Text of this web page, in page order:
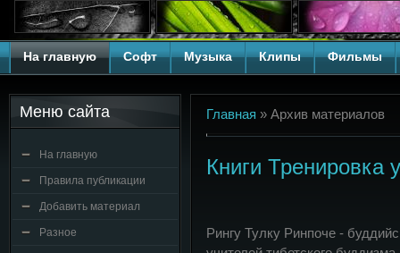
На главную Софт Музыка Клипы Фильмы
Меню сайта
На главную
Правила публикации
Добавить материал
Разное
Главная » Архив материалов
Книги Тренировка
Рингу Тулку Ринпоче -